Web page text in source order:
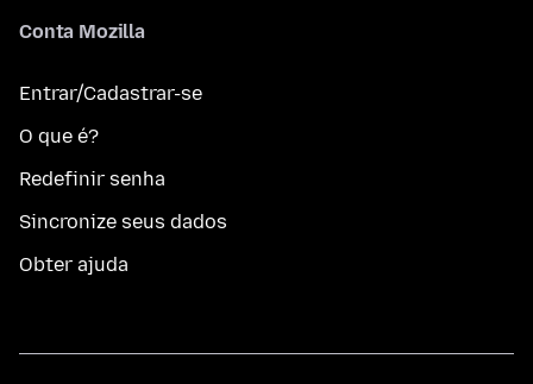
Conta Mozilla
Entrar/Cadastrar-se
O que é?
Redefinir senha
Sincronize seus dados
Obter ajuda